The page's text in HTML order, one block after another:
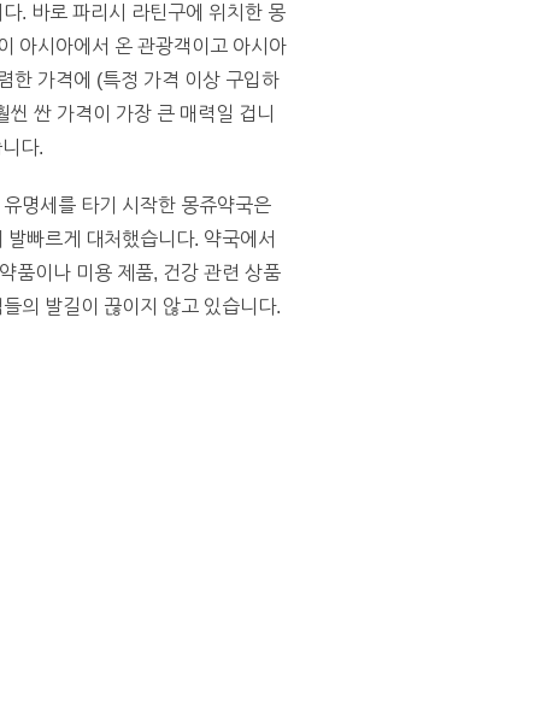
. 바로 파리시 라틴구에 위치한 몽
아시아에서 온 관광객이고 아시아
한 가격에 (특정 가격 이상 구입하
싼 가격이 가장 큰 매력일 겁니
다.
명세를 타기 시작한 몽쥬약국은
빠르게 대처했습니다. 약국에서
품이나 미용 제품, 건강 관련 상품
의 발길이 끊이지 않고 있습니다.